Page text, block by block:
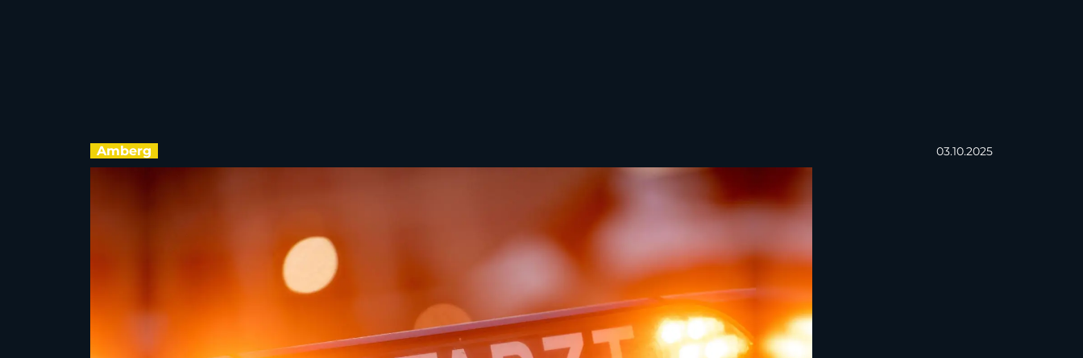
Amberg 03.10.2025